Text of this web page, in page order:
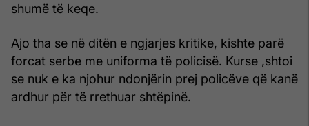
shumë të keqe.
Ajo tha se në ditën e ngjarjes kritike, kishte parë
forcat serbe me uniforma të policisë. Kurse ,shtoi
se nuk e ka njohur ndonjërin prej policëve që kanë
ardhur për të rrethuar shtëpinë.